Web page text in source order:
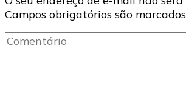
Campos obrigatórios são
Comentário